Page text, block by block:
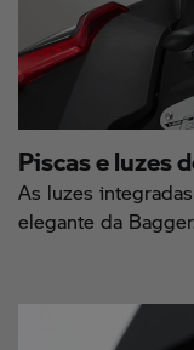
Piscas e luzes
As luzes
elegante da